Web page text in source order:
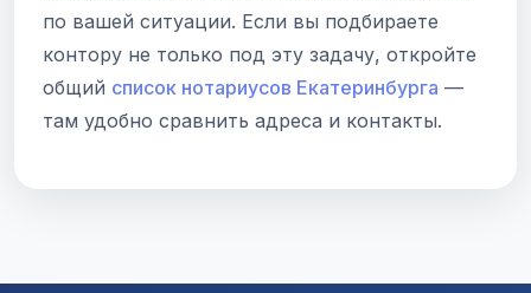
по вашей ситуации. Если вы подбираете
контору не только под эту задачу, откройте
общий список нотариусов Екатеринбурга —
там удобно сравнить адреса и контакты.